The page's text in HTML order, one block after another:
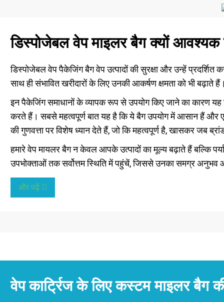
डिस्पोजेबल वेप माइलर बैग क्यों आवश्यक
डिस्पोजेबल वेप पैकेजिंग बैग वेप उत्पादों की सुरक्षा और उन्हें
साथ ही संभावित खरीदारों के लिए उनकी आकर्षण क्षमता को भी बढ़ाते
इन पैकेजिंग समाधानों के व्यापक रूप से उपयोग किए जाने का कारण
करते हैं। सबसे महत्वपूर्ण बात यह है कि ये बैग उपयोग में आसान हैं और
की गुणवत्ता पर विशेष ध्यान देते हैं, जो कि महत्वपूर्ण है, खासकर जब
हमारे वेप मायलर बैग न केवल आपके उत्पादों का मूल्य बढ़ाते हैं बल्कि
उपभोक्ताओं तक सर्वोत्तम स्थिति में पहुंचें, जिससे उनका समग्र अनुभव
और पढ़ें
वेप कार्ट्रिज के लिए कस्टम माइलर बैग